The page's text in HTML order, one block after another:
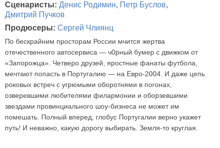
Сценаристы: Денис Родимин, Петр Буслов,
Дмитрий Пучков
Продюсеры: Сергей Члиянц
По бескрайним просторам России мчится жертва
отечественного автосервиса — ч0рный бумер с движком от
«Запорожца». Четверо друзей, яростные фанаты футбола,
мечтают попасть в Португалию — на Евро-2004. И даже цепь
роковых встреч с угрюмыми оборотнями в погонах,
озверевшими любителями филармонии и оборзевшими
звездами провинциального шоу-бизнеса не может им
помешать. Полный вперед, глобус Португалии верно укажет
путь! И неважно, какую дорогу выбирать. Земля-то круглая.